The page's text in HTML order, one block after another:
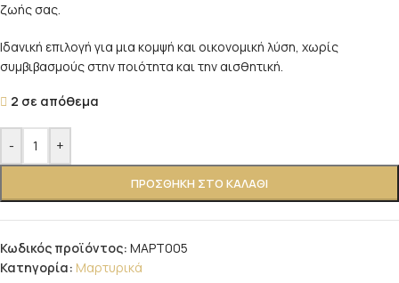
ζωής σας.
Ιδανική επιλογή για μια κομψή και οικονομική λύση, χωρίς
συμβιβασμούς στην ποιότητα και την αισθητική.
2 σε απόθεμα
- +
ΠΡΟΣΘΉΚΗ ΣΤΟ ΚΑΛΆΘΙ
Κωδικός προϊόντος: ΜΑΡΤ005
Κατηγορία: Μαρτυρικά